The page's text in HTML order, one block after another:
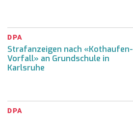
DPA
Strafanzeigen nach «Kothaufen-
Vorfall» an Grundschule in
Karlsruhe
DPA